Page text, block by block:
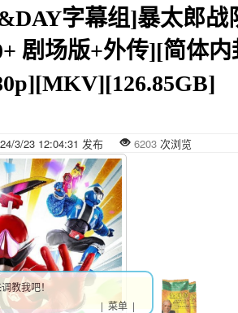
字幕组]暴太郎战
剧场版+外传][简体内
3/23 12:04:31 发布 6203 次浏览
教我吧！
| 菜单 |